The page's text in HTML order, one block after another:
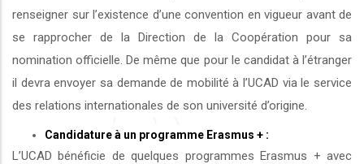
renseigner sur l’existence d’une convention en vigueur avant de
se rapprocher de la Direction de la Coopération pour sa
nomination officielle. De même que pour le candidat à l’étranger
il devra envoyer sa demande de mobilité à l’UCAD via le service
des relations internationales de son université d’origine.
Candidature à un programme Erasmus + :
L’UCAD bénéficie de quelques programmes Erasmus + avec